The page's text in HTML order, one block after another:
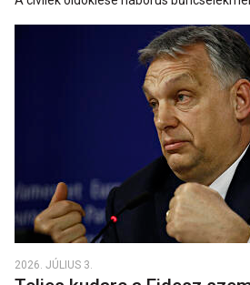
2026. JÚLIUS 3.